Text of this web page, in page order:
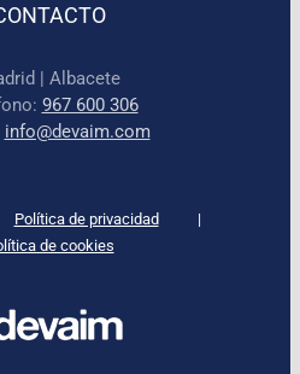
| Albacete
967 600 306
info@devaim.com
Política de privacidad
de cookies